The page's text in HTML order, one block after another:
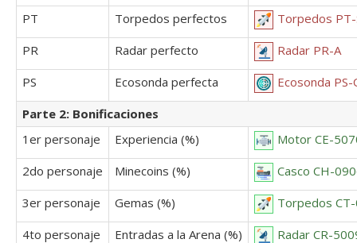
PT
Torpedos perfectos
Torpedos PT-
PR
Radar perfecto
Radar PR-A
PS
Ecosonda perfecta
Ecosonda PS-
Parte 2: Bonificaciones
1er personaje
Experiencia (%)
Motor CE-
2do personaje
Minecoins (%)
Casco CH-
3er personaje
Gemas (%)
Torpedos
4to personaje
Entradas a la Arena (%)
Radar CR-